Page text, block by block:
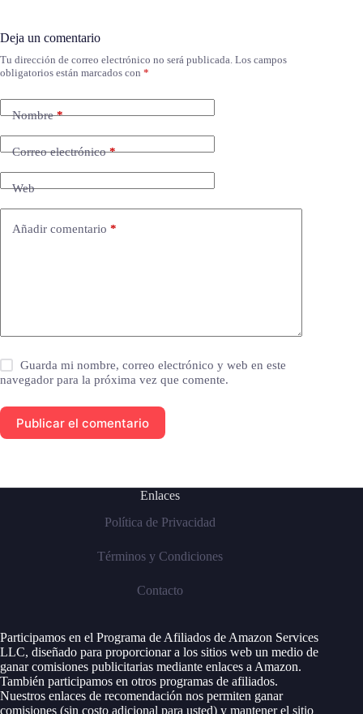
Deja un comentario
Tu dirección de correo electrónico no será publicada. Los campos
obligatorios están marcados con *
Nombre*
Correo electrónico*
Web
Añadir comentario *
Guarda mi nombre, correo electrónico y web en este
navegador para la próxima vez que comente.
Publicar el comentario
Enlaces
Política de Privacidad
Términos y Condiciones
Contacto
Participamos en el Programa de Afiliados de Amazon Services
LLC, diseñado para proporcionar a los sitios web un medio de
ganar comisiones publicitarias mediante enlaces a Amazon.
También participamos en otros programas de afiliados.
Nuestros enlaces de recomendación nos permiten ganar
comisiones (sin costo adicional para usted) y mantener el sitio